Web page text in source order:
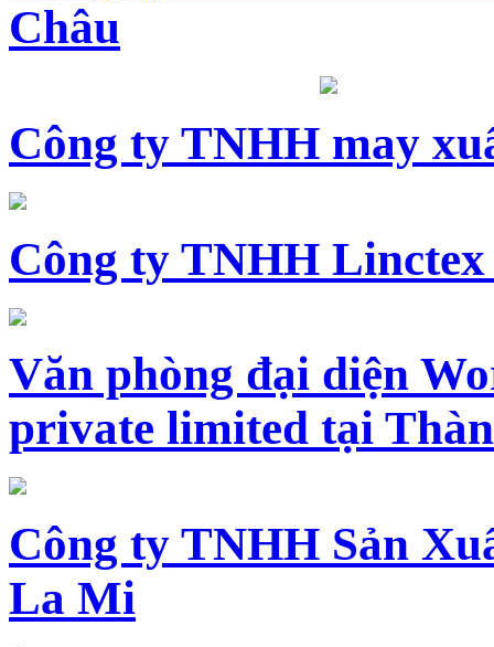
Châu
Công ty TNHH may
Công ty TNHH Linctex
Văn phòng đại diện
private limited tại
Công ty TNHH Sản
La Mi